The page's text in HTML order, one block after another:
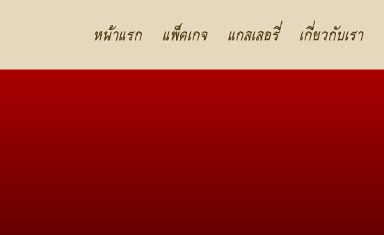
หน้าแรก แพ็คเกจ แกลเลอรี่ เกี่ยวกับเรา